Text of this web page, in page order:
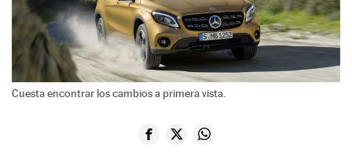
Cuesta encontrar los cambios a primera vista.